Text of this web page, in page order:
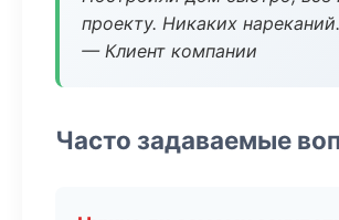
проекту. Никаких нареканий.
— Клиент компании
Часто задаваемые